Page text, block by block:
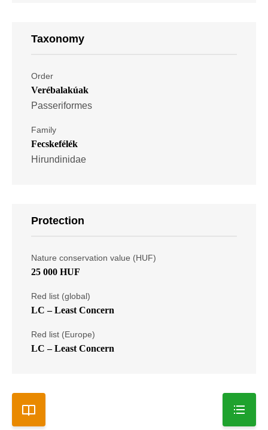
Taxonomy
Order
Verébalakúak
Passeriformes
Family
Fecskefélék
Hirundinidae
Protection
Nature conservation value (HUF)
25 000 HUF
Red list (global)
LC – Least Concern
Red list (Europe)
LC – Least Concern